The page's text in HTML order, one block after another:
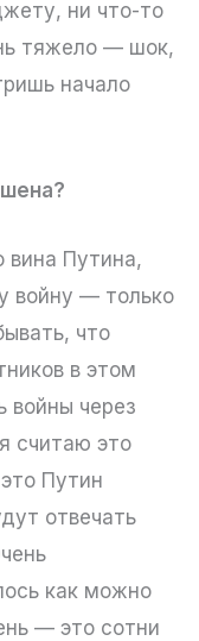
ни что-то
тяжело — шок,
начало
Путина,
войну — только
что
в этом
войны через
считаю это
Путин
отвечать
как можно
— это сотни